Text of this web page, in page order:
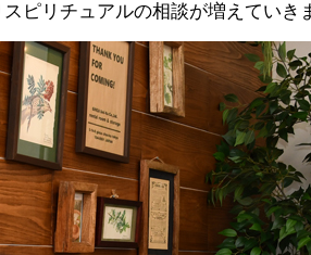
ピリチュアルの相談が増えていき